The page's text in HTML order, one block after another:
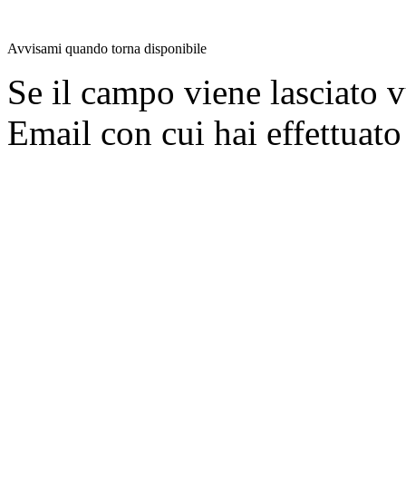
Avvisami quando torna disponibile
Se il campo viene lasciato
Email con cui hai